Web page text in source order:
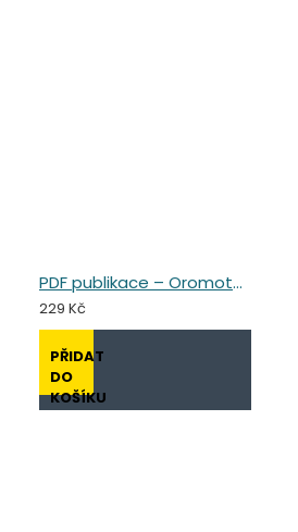
PDF publikace – Oromotorické kartičky
229 Kč
PŘIDAT
DO
KOŠÍKU